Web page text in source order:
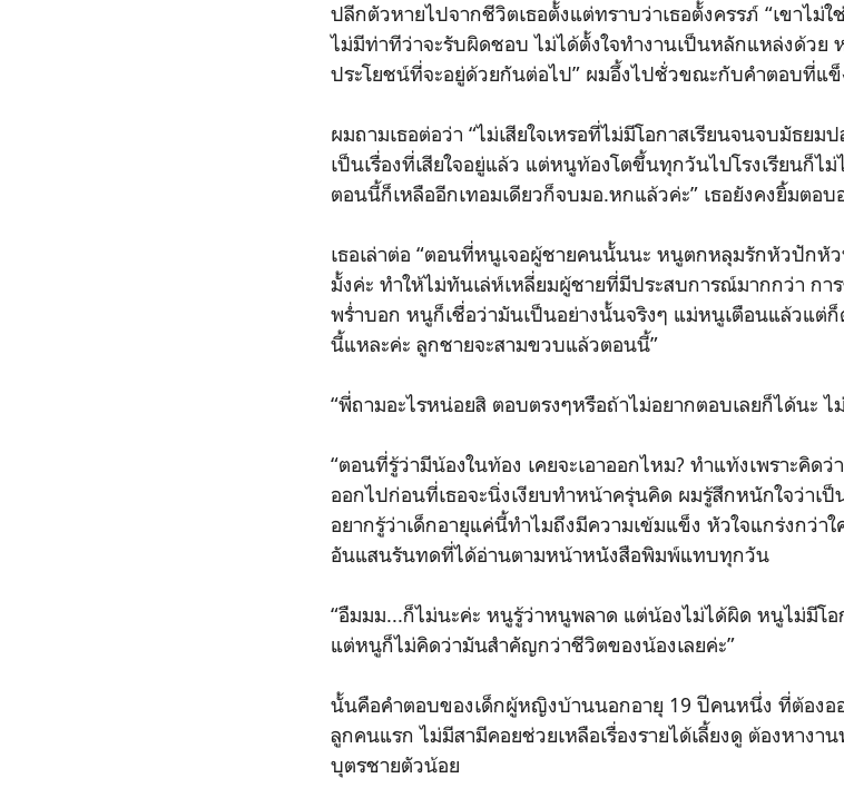
ปลีกตัวหายไปจากชีวิตเธอตั้งแต่ทราบว่าเธอตั้งครรภ์ “เขาไม่
ไม่มีท่าทีว่าจะรับผิดชอบ ไม่ได้ตั้งใจทำงานเป็นหลักแหล่งด้วย ห
ประโยชน์ที่จะอยู่ด้วยกันต่อไป” ผมอึ้งไปชั่วขณะกับคำตอบที่แ
ผมถามเธอต่อว่า “ไม่เสียใจเหรอที่ไม่มีโอกาสเรียนจนจบมัธยม
เป็นเรื่องที่เสียใจอยู่แล้ว แต่หนูท้องโตขึ้นทุกวันไปโรงเรียนก็ไ
ตอนนี้ก็เหลืออีกเทอมเดียวก็จบมอ.หกแล้วค่ะ” เธอยังคงยิ้มตอบ
เธอเล่าต่อ “ตอนที่หนูเจอผู้ชายคนนั้นนะ หนูตกหลุมรักหัวปักหั
มั้งค่ะ ทำให้ไม่ทันเล่ห์เหลี่ยมผู้ชายที่มีประสบการณ์มากกว่า การ
พร่ำบอก หนูก็เชื่อว่ามันเป็นอย่างนั้นจริงๆ แม่หนูเตือนแล้วแต่
นี้แหละค่ะ ลูกชายจะสามขวบแล้วตอนนี้”
“พี่ถามอะไรหน่อยสิ ตอบตรงๆหรือถ้าไม่อยากตอบเลยก็ได้นะ ไ
“ตอนที่รู้ว่ามีน้องในท้อง เคยจะเอาออกไหม? ทำแท้งเพราะคิดว่
ออกไปก่อนที่เธอจะนิ่งเงียบทำหน้าครุ่นคิด ผมรู้สึกหนักใจว่าเ
อยากรู้ว่าเด็กอายุแค่นี้ทำไมถึงมีความเข้มแข็ง หัวใจแกร่งกว่า
อันแสนรันทดที่ได้อ่านตามหน้าหนังสือพิมพ์แทบทุกวัน
“อืมมม...ก็ไม่นะค่ะ หนูรู้ว่าหนูพลาด แต่น้องไม่ได้ผิด หนูไม่มีโ
แต่หนูก็ไม่คิดว่ามันสำคัญกว่าชีวิตของน้องเลยค่ะ”
นั้นคือคำตอบของเด็กผู้หญิงบ้านนอกอายุ 19 ปีคนหนึ่ง ที่ต้องอ
ลูกคนแรก ไม่มีสามีคอยช่วยเหลือเรื่องรายได้เลี้ยงดู ต้องหางา
บุตรชายตัวน้อย